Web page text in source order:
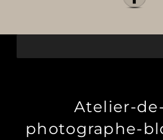
Atelier-
photographe-